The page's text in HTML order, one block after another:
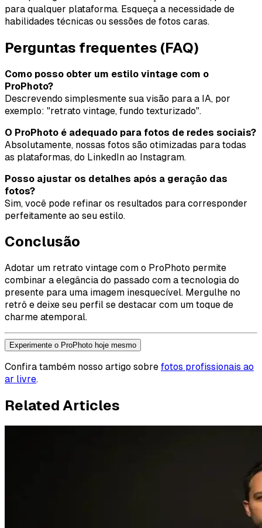
para qualquer plataforma. Esqueça a necessidade de
habilidades técnicas ou sessões de fotos caras.
Perguntas frequentes (FAQ)
Como posso obter um estilo vintage com o
ProPhoto?
Descrevendo simplesmente sua visão para a IA, por
exemplo: "retrato vintage, fundo texturizado".
O ProPhoto é adequado para fotos de redes sociais?
Absolutamente, nossas fotos são otimizadas para todas
as plataformas, do LinkedIn ao Instagram.
Posso ajustar os detalhes após a geração das
fotos?
Sim, você pode refinar os resultados para corresponder
perfeitamente ao seu estilo.
Conclusão
Adotar um retrato vintage com o ProPhoto permite
combinar a elegância do passado com a tecnologia do
presente para uma imagem inesquecível. Mergulhe no
retrô e deixe seu perfil se destacar com um toque de
charme atemporal.
Experimente o ProPhoto hoje mesmo
Confira também nosso artigo sobre fotos profissionais ao
ar livre.
Related Articles